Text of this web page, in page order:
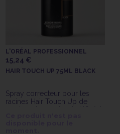
L'ORÉAL PROFESSIONNEL
15,24 €
HAIR TOUCH UP 75ML BLACK
Spray correcteur pour les
racines Hair Touch Up de
75ml couleur noire de L'Oréal